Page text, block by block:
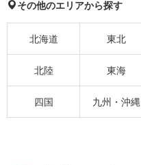
その他のエリアから探す
北海道 東北
北陸 東海
四国 九州・沖縄